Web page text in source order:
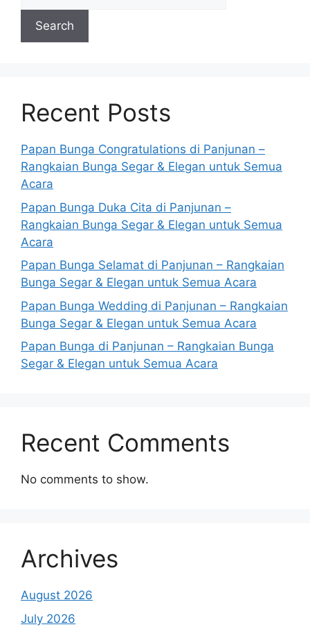
Search
Recent Posts
Papan Bunga Congratulations di Panjunan –
Rangkaian Bunga Segar & Elegan untuk Semua
Acara
Papan Bunga Duka Cita di Panjunan –
Rangkaian Bunga Segar & Elegan untuk Semua
Acara
Papan Bunga Selamat di Panjunan – Rangkaian
Bunga Segar & Elegan untuk Semua Acara
Papan Bunga Wedding di Panjunan – Rangkaian
Bunga Segar & Elegan untuk Semua Acara
Papan Bunga di Panjunan – Rangkaian Bunga
Segar & Elegan untuk Semua Acara
Recent Comments
No comments to show.
Archives
August 2026
July 2026